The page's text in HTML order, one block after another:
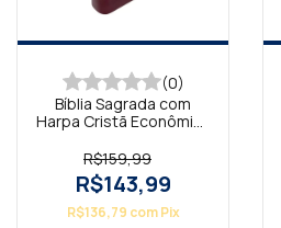
(0)
Bíblia Sagrada com
Harpa Cristã Econômica
(Salvação)
R$159,99
R$143,99
R$136,79 com Pix